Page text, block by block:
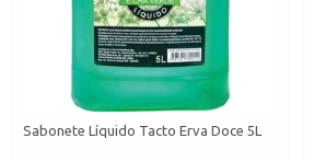
Sabonete Líquido Tacto Erva Doce 5L